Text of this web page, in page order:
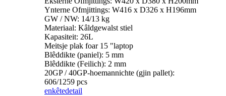
Ynterne Ofmjittings: W416 x D326 x H196mm
GW / NW: 14/13 kg
Materiaal: Kâldgewalst stiel
Kapasiteit: 26L
Meitsje plak foar 15 "laptop
Blêddikte (paniel): 5 mm
Blêddikte (Feilich): 2 mm
20GP / 40GP-hoemannichte (gjin pallet):
606/1259 pcs
enkêtedetail